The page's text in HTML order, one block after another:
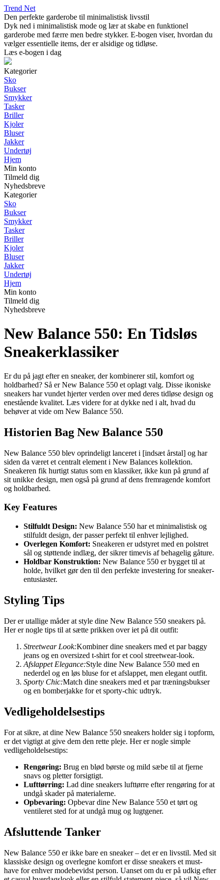
Trend Net
Den perfekte garderobe til minimalistisk livsstil
Dyk ned i minimalistisk mode og lær at skabe en funktionel
garderobe med færre men bedre stykker. E-bogen viser, hvordan du
vælger essentielle items, der er alsidige og tidløse.
Læs e-bogen i dag
Kategorier
Sko
Bukser
Smykker
Tasker
Briller
Kjoler
Bluser
Jakker
Undertøj
Hjem
Min konto
Tilmeld dig
Nyhedsbreve
Kategorier
Sko
Bukser
Smykker
Tasker
Briller
Kjoler
Bluser
Jakker
Undertøj
Hjem
Min konto
Tilmeld dig
Nyhedsbreve
New Balance 550: En Tidsløs
Sneakerklassiker
Er du på jagt efter en sneaker, der kombinerer stil, komfort og
holdbarhed? Så er New Balance 550 et oplagt valg. Disse ikoniske
sneakers har vundet hjerter verden over med deres tidløse design og
enestående kvalitet. Læs videre for at dykke ned i alt, hvad du
behøver at vide om New Balance 550.
Historien Bag New Balance 550
New Balance 550 blev oprindeligt lanceret i [indsæt årstal] og har
siden da været et centralt element i New Balances kollektion.
Sneakeren fik hurtigt status som en klassiker, ikke kun på grund af
sit unikke design, men også på grund af dens fremragende komfort
og holdbarhed.
Key Features
Stilfuldt Design: New Balance 550 har et minimalistisk og
stilfuldt design, der passer perfekt til enhver lejlighed.
Overlegen Komfort: Sneakeren er udstyret med en polstret
sål og støttende indlæg, der sikrer timevis af behagelig gåture.
Holdbar Konstruktion: New Balance 550 er bygget til at
holde, hvilket gør den til den perfekte investering for sneaker-
entusiaster.
Styling Tips
Der er utallige måder at style dine New Balance 550 sneakers på.
Her er nogle tips til at sætte prikken over iet på dit outfit:
Streetwear Look:Kombiner dine sneakers med et par baggy
jeans og en oversized t-shirt for et cool streetwear-look.
Afslappet Elegance:Style dine New Balance 550 med en
nederdel og en løs bluse for et afslappet, men elegant outfit.
Sporty Chic:Match dine sneakers med et par træningsbukser
og en bomberjakke for et sporty-chic udtryk.
Vedligeholdelsestips
For at sikre, at dine New Balance 550 sneakers holder sig i topform,
er det vigtigt at give dem den rette pleje. Her er nogle simple
vedligeholdelsestips:
Rengøring: Brug en blød børste og mild sæbe til at fjerne
snavs og pletter forsigtigt.
Lufttørring: Lad dine sneakers lufttørre efter rengøring for at
undgå skader på materialerne.
Opbevaring: Opbevar dine New Balance 550 et tørt og
ventileret sted for at undgå mug og lugtgener.
Afsluttende Tanker
New Balance 550 er ikke bare en sneaker – det er en livsstil. Med sit
klassiske design og overlegne komfort er disse sneakers et must-
have for enhver modebevidst person. Uanset om du er på udkig efter